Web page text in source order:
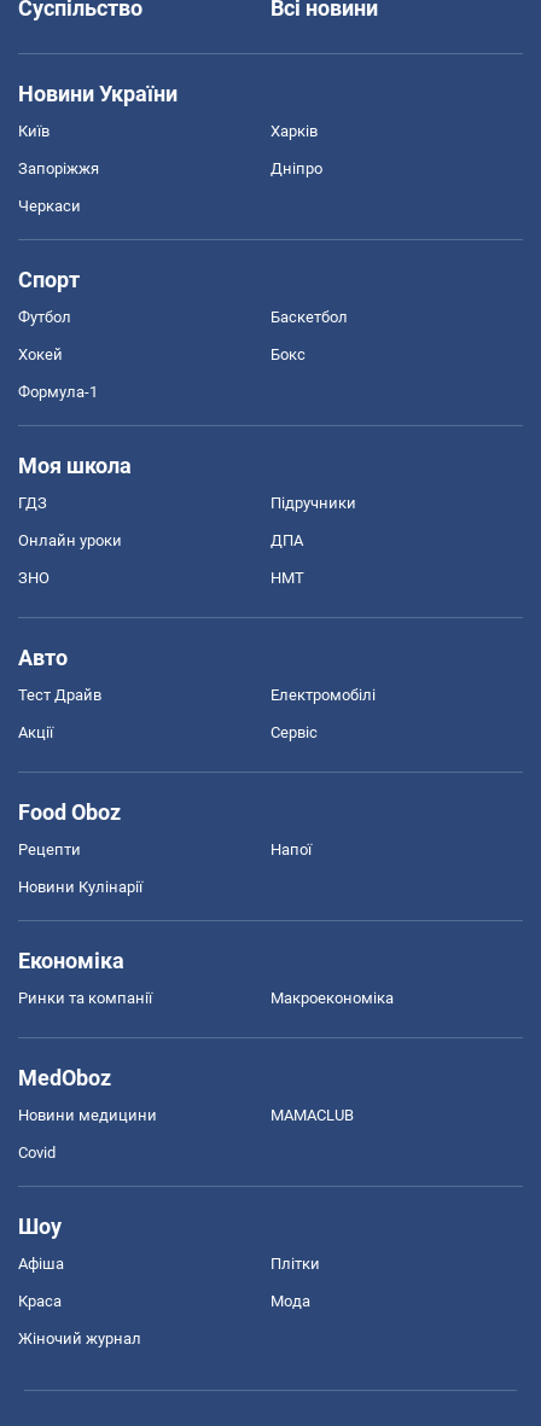
Суспільство
Всі новини
Новини України
Київ Харків
Запоріжжя Дніпро
Черкаси
Спорт
Футбол Баскетбол
Хокей Бокс
Формула-1
Моя школа
ГДЗ Підручники
Онлайн уроки ДПА
ЗНО НМТ
Авто
Тест Драйв Електромобілі
Акції Сервіс
Food Oboz
Рецепти Напої
Новини Кулінарії
Економіка
Ринки та компанії Макроекономіка
MedOboz
Новини медицини MAMACLUB
Covid
Шоу
Афіша Плітки
Краса Мода
Жіночий журнал